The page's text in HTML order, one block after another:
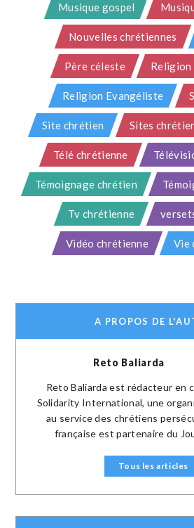
Musique gospel
Nouvelles chrétiennes
Père céleste Religion
Religion Evangéliste
Site chrétien Sites
Télé chrétienne
Témoignage chrétien
Tv chrétienne
Vidéo chrétienne Vie
A PROPOS DE
Reto Baliarda
Reto Baliarda est rédacteur en
Solidarity International, une
au service des chrétiens
française est partenaire du
Tous les articles